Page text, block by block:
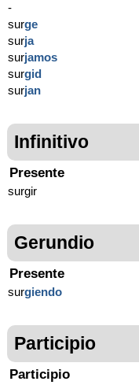
-
surge
surja
surjamos
surgid
surjan
Infinitivo
Presente
surgir
Gerundio
Presente
surgiendo
Participio
Participio